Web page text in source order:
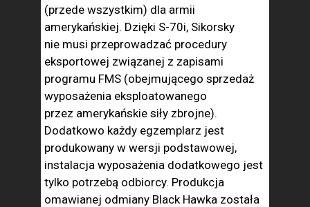
(przede wszystkim) dla armii
amerykańskiej. Dzięki S-70i, Sikorsky
nie musi przeprowadzać procedury
eksportowej związanej z zapisami
programu FMS (obejmującego sprzedaż
wyposażenia eksploatowanego
przez amerykańskie siły zbrojne).
Dodatkowo każdy egzemplarz jest
produkowany w wersji podstawowej,
instalacja wyposażenia dodatkowego jest
tylko potrzebą odbiorcy. Produkcja
omawianej odmiany Black Hawka została